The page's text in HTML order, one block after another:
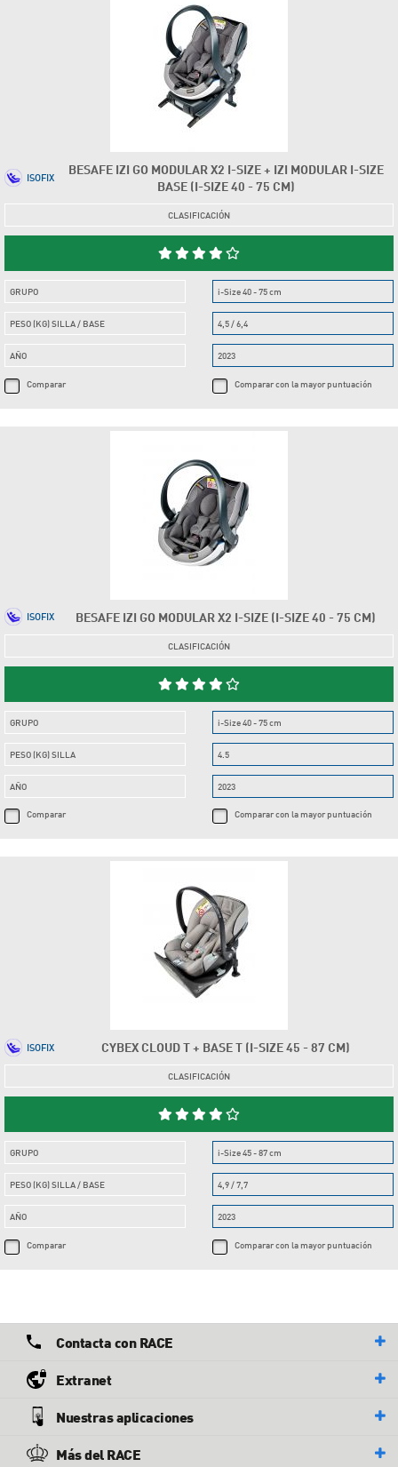
BESAFE IZI GO MODULAR X2 I-SIZE + IZI MODULAR I-SIZE
BASE (I-SIZE 40 - 75 CM)
ISOFIX
CLASIFICACIÓN
GRUPO
PESO (KG) SILLA / BASE
AÑO
Comparar
i-Size 40 - 75 cm
4,5 / 6,4
2023
Comparar con la mayor puntuación
BESAFE IZI GO MODULAR X2 I-SIZE (I-SIZE 40 - 75 CM)
ISOFIX
CLASIFICACIÓN
GRUPO
PESO (KG) SILLA
AÑO
Comparar
i-Size 40 - 75 cm
4.5
2023
Comparar con la mayor puntuación
CYBEX CLOUD T + BASE T (I-SIZE 45 - 87 CM)
ISOFIX
CLASIFICACIÓN
GRUPO
PESO (KG) SILLA / BASE
AÑO
Comparar
i-Size 45 - 87 cm
4,9 / 7,7
2023
Comparar con la mayor puntuación
Contacta con RACE
Extranet
Nuestras aplicaciones
Más del RACE